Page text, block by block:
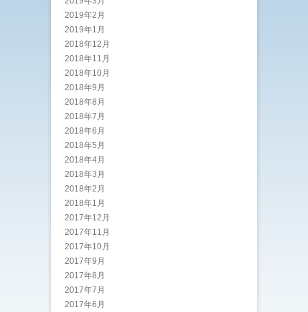
2019年2月
2019年1月
2018年12月
2018年11月
2018年10月
2018年9月
2018年8月
2018年7月
2018年6月
2018年5月
2018年4月
2018年3月
2018年2月
2018年1月
2017年12月
2017年11月
2017年10月
2017年9月
2017年8月
2017年7月
2017年6月